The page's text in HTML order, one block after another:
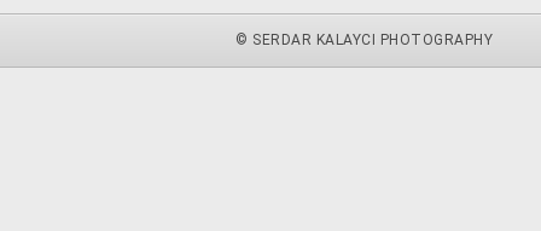
© SERDAR KALAYCI PHOTOGRAPHY